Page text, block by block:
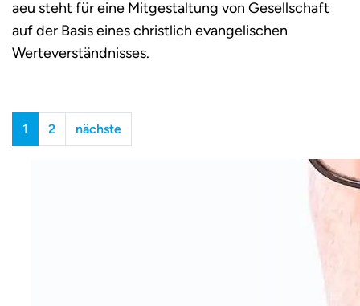
aeu steht für eine Mitgestaltung von Gesellschaft
auf der Basis eines christlich evangelischen
Werteverständnisses.
1 2 nächste